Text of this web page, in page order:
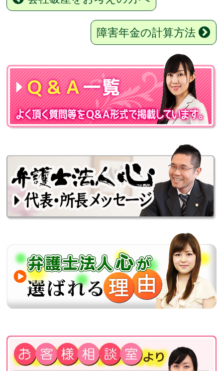
障害年金の計算方法